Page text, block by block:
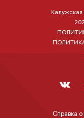
Калужская
Справка о